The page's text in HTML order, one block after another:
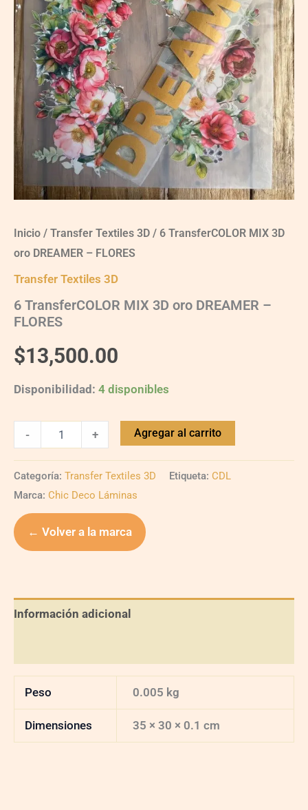
Inicio / Transfer Textiles 3D / 6 TransferCOLOR MIX 3D
oro DREAMER – FLORES
Transfer Textiles 3D
6 TransferCOLOR MIX 3D oro DREAMER –
FLORES
$13,500.00
Disponibilidad: 4 disponibles
- + Agregar al carrito
Categoría: Transfer Textiles 3D Etiqueta: CDL
Marca: Chic Deco Láminas
← Volver a la marca
Información adicional
Peso 0.005 kg
Dimensiones 35 × 30 × 0.1 cm